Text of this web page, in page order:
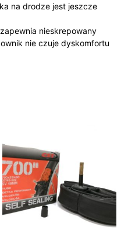
na drodze jest jeszcze
nieskrepowany
nie czuje dyskomfortu